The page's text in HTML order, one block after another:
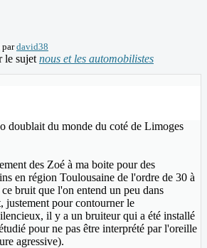
pardavid38
le sujet nous et les automobilistes
doublait du monde du coté de Limoges
des Zoé à ma boite pour des
en région Toulousaine de l'ordre de 30 à
bruit que l'on entend un peu dans
justement pour contourner le
il y a un bruiteur qui a été installé
pour ne pas être interprété par l'oreille
agressive).